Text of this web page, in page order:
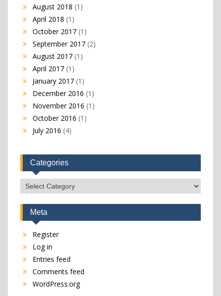
August 2018 (1)
April 2018 (1)
October 2017(1)
September 2017(2)
August 2017(1)
April 2017(1)
January 2017(1)
December 2016 (1)
November 2016 (1)
October 2016 (1)
July 2016 (4)
Categories
Categories
Meta
Register
Log in
Entries feed
Comments feed
WordPress.org